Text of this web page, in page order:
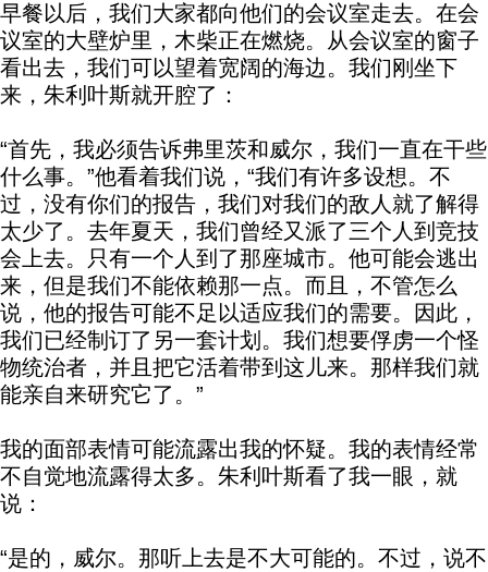
早餐以后，我们大家都向他们的会议室走去。在会
议室的大壁炉里，木柴正在燃烧。从会议室的窗子
看出去，我们可以望着宽阔的海边。我们刚坐下
来，朱利叶斯就开腔了：
“首先，我必须告诉弗里茨和威尔，我们一直在干些
什么事。”他看着我们说，“我们有许多设想。不
过，没有你们的报告，我们对我们的敌人就了解得
太少了。去年夏天，我们曾经又派了三个人到竞技
会上去。只有一个人到了那座城市。他可能会逃出
来，但是我们不能依赖那一点。而且，不管怎么
说，他的报告可能不足以适应我们的需要。因此，
我们已经制订了另一套计划。我们想要俘虏一个怪
物统治者，并且把它活着带到这儿来。那样我们就
能亲自来研究它了。”
我的面部表情可能流露出我的怀疑。我的表情经常
不自觉地流露得太多。朱利叶斯看了我一眼，就
说：
“是的，威尔。那听上去是不大可能的。不过，说不